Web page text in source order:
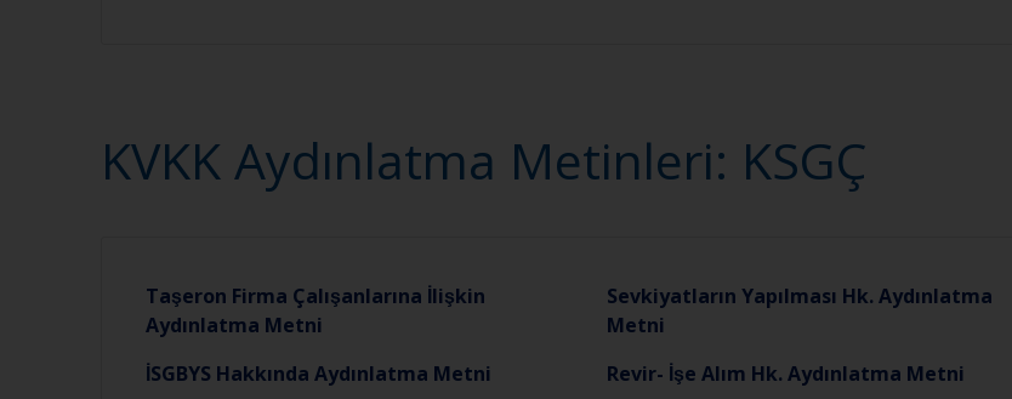
KVKK Aydınlatma Metinleri: KSGÇ
Taşeron Firma Çalışanlarına İlişkin
Aydınlatma Metni
İSGBYS Hakkında Aydınlatma Metni
Sevkiyatların Yapılması Hk. Aydınlatma
Metni
Revir- İşe Alım Hk. Aydınlatma Metni